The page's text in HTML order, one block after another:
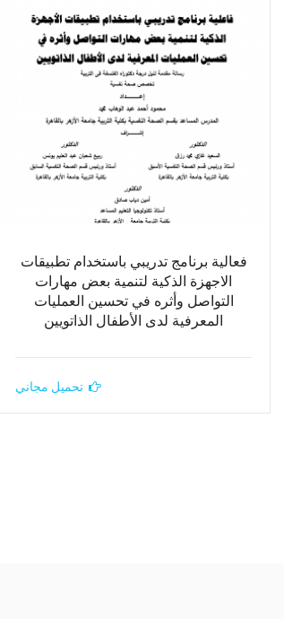
فعالية برنامج تدريبي باستخدام تطبيقات
الاجهزة الذكية لتنمية بعض مهارات
التواصل وأثره في تحسين العمليات
المعرفية لدى الأطفال الذاتويين
تحميل مجاني